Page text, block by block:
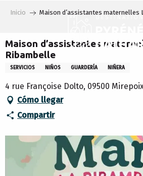
principal
Inicio Maison d’assistantes maternelles
Maison d’assistantes
Ribambelle
SERVICIOS NIÑOS GUARDERÍA NIÑERA
4 rue Françoise Dolto, 09500
Cómo llegar
Compartir